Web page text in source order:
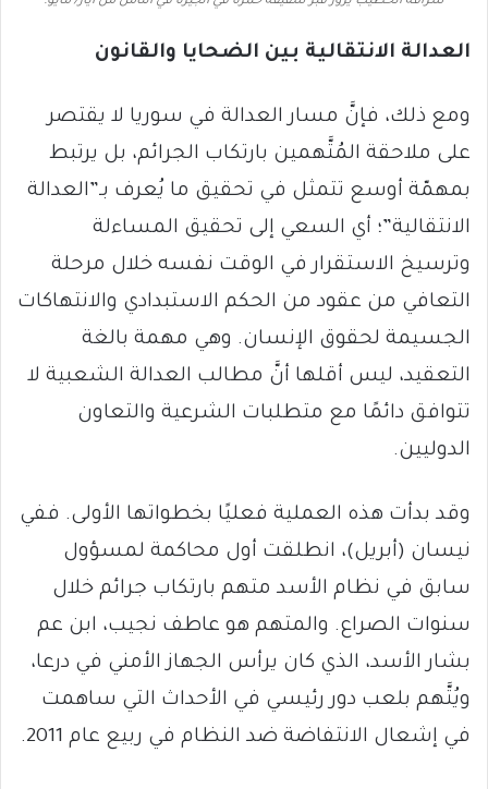
العدالة الانتقالية بين الضحايا والقانون
ومع ذلك، فإنَّ مسار العدالة في سوريا لا يقتصر
على ملاحقة المُتَّهمين بارتكاب الجرائم، بل يرتبط
بمهمّة أوسع تتمثل في تحقيق ما يُعرف بـ”العدالة
الانتقالية”؛ أي السعي إلى تحقيق المساءلة
وترسيخ الاستقرار في الوقت نفسه خلال مرحلة
التعافي من عقود من الحكم الاستبدادي والانتهاكات
الجسيمة لحقوق الإنسان. وهي مهمة بالغة
التعقيد، ليس أقلها أنَّ مطالب العدالة الشعبية لا
تتوافق دائمًا مع متطلبات الشرعية والتعاون
الدوليين.
وقد بدأت هذه العملية فعليًا بخطواتها الأولى. ففي
نيسان (أبريل)، انطلقت أول محاكمة لمسؤول
سابق في نظام الأسد متهم بارتكاب جرائم خلال
سنوات الصراع. والمتهم هو عاطف نجيب، ابن عم
بشار الأسد، الذي كان يرأس الجهاز الأمني في درعا،
ويُتَّهم بلعب دور رئيسي في الأحداث التي ساهمت
في إشعال الانتفاضة ضد النظام في ربيع عام 2011.